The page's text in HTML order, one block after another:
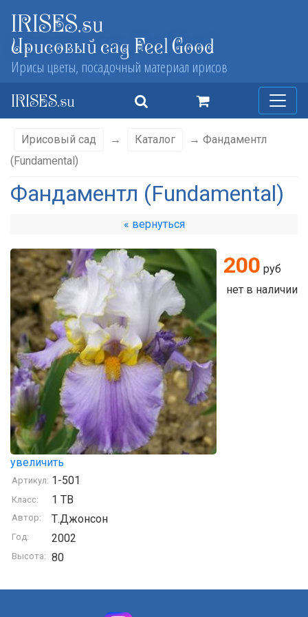
IRISES.su
Ирисовый сад Feel Good
Ирисы цветы, посадочный материал ирисов
IRISES.su
Ирисовый сад → Каталог
→ Фандаментл
(Fundamental)
Фандаментл (Fundamental)
« вернуться
увеличить
200 руб
нет в наличии
Артикул: 1-501
Класс: 1 TB
Автор: Т.Джонсон
Год: 2002
Высота: 80